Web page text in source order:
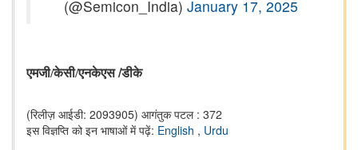
(@Semicon_India) January 17, 2025
एमजी/केसी/एनकेएस /डीके
(रिलीज़ आईडी: 2093905) आगंतुक पटल : 372
इस विज्ञप्ति को इन भाषाओं में पढ़ें: English , Urdu